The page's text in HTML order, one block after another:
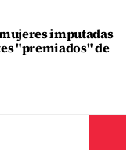
imputadas
"premiados" de